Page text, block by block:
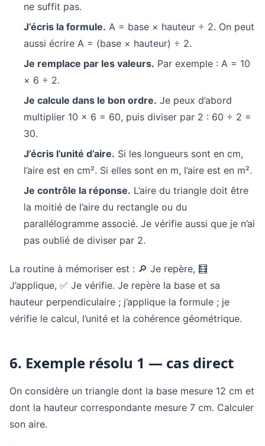
ne suffit pas.
J’écris la formule. A = base × hauteur ÷ 2. On peut
aussi écrire A = (base × hauteur) ÷ 2.
Je remplace par les valeurs. Par exemple : A = 10
× 6 ÷ 2.
Je calcule dans le bon ordre. Je peux d’abord
multiplier 10 × 6 = 60, puis diviser par 2 : 60 ÷ 2 =
30.
J’écris l’unité d’aire. Si les longueurs sont en cm,
l’aire est en cm². Si elles sont en m, l’aire est en m².
Je contrôle la réponse. L’aire du triangle doit être
la moitié de l’aire du rectangle ou du
parallélogramme associé. Je vérifie aussi que je n’ai
pas oublié de diviser par 2.
La routine à mémoriser est : 🔎 Je repère, 🧮
J’applique, ✅ Je vérifie. Je repère la base et sa
hauteur perpendiculaire ; j’applique la formule ; je
vérifie le calcul, l’unité et la cohérence géométrique.
6. Exemple résolu 1 — cas direct
On considère un triangle dont la base mesure 12 cm et
dont la hauteur correspondante mesure 7 cm. Calculer
son aire.